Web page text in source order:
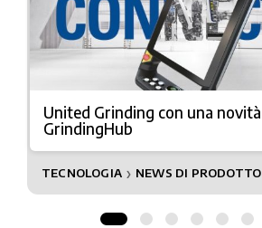
United Grinding con una
GrindingHub
TECNOLOGIA ❯ NEWS DI PRODOTTO